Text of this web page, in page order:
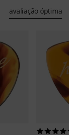
avaliação óptima